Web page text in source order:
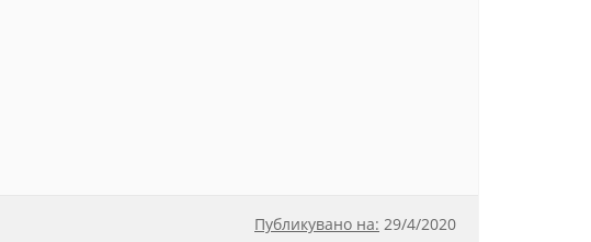
Публикувано на: 29/4/2020